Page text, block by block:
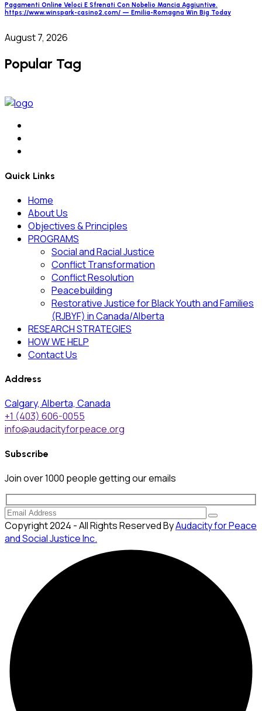
Pagamenti Online Veloci E Sfrenati Con Nobelio Mancia Aggiuntive.
https://www.winspark-casino2.com/ — Emilia-Romagna Win Big Today
August 7, 2026
Popular Tag
Quick Links
Home
About Us
Objectives & Principles
PROGRAMS
Social and Racial Justice
Conflict Transformation
Conflict Resolution
Peacebuilding
Restorative Justice for Black Youth and Families
(RJBYF) in Canada/Alberta
RESEARCH STRATEGIES
HOW WE HELP
Contact Us
Address
Calgary, Alberta, Canada
+1 (403) 606-0055
info@audacityforpeace.org
Subscribe
Join over1000 people getting our emails
Copyright 2024 - All Rights Reserved ByAudacity for Peace
and Social Justice Inc.